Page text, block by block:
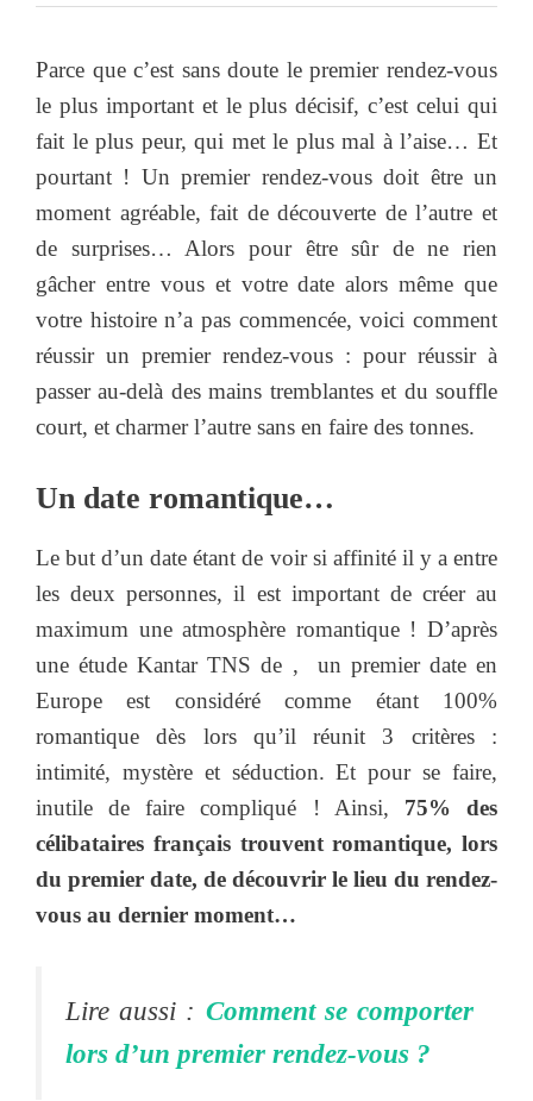
Parce que c’est sans doute le premier rendez-vous
le plus important et le plus décisif, c’est celui qui
fait le plus peur, qui met le plus mal à l’aise… Et
pourtant ! Un premier rendez-vous doit être un
moment agréable, fait de découverte de l’autre et
de surprises… Alors pour être sûr de ne rien
gâcher entre vous et votre date alors même que
votre histoire n’a pas commencée, voici comment
réussir un premier rendez-vous : pour réussir à
passer au-delà des mains tremblantes et du souffle
court, et charmer l’autre sans en faire des tonnes.
Un date romantique…
Le but d’un date étant de voir si affinité il y a entre
les deux personnes, il est important de créer au
maximum une atmosphère romantique ! D’après
une étude Kantar TNS de , un premier date en
Europe est considéré comme étant 100%
romantique dès lors qu’il réunit 3 critères :
intimité, mystère et séduction. Et pour se faire,
inutile de faire compliqué ! Ainsi, 75% des
célibataires français trouvent romantique, lors
du premier date, de découvrir le lieu du rendez-
vous au dernier moment…
Lire aussi : Comment se comporter
lors d’un premier rendez-vous ?